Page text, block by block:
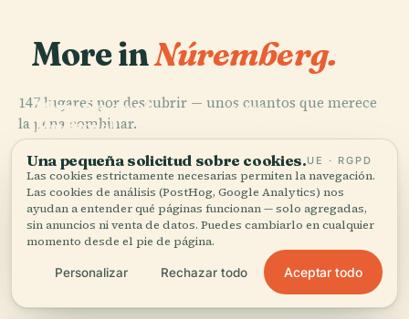
More inNúremberg.
147 lugares por descubrir — unos cuantos que merece
la pena combinar.
Museo
Nacional
Germano
PLACE
Núremberg
Alemán en el
Museo
Nacional
Germánico
PLACE
Transporte de
Nuremberg
Los 147 lugares de Núremberg
Una pequeña solicitud sobre cookies.UE · RGPD
Las cookies estrictamente necesarias permiten la navegación.
Las cookies de análisis (PostHog, Google Analytics) nos
ayudan a entender qué páginas funcionan — solo agregadas,
sin anuncios ni venta de datos. Puedes cambiarlo en cualquier
momento desde el pie de página.
Personalizar Rechazar todo Aceptar todo